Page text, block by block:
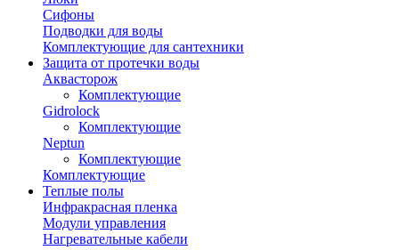
Сифоны
Подводки для воды
Комплектующие для сантехники
Защита от протечки воды
Аквасторож
Комплектующие
Gidrolock
Комплектующие
Neptun
Комплектующие
Комплектующие
Теплые полы
Инфракрасная пленка
Модули управления
Нагревательные кабели